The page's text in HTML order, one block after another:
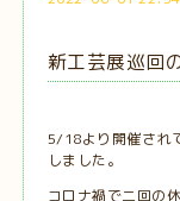
新工芸展巡回
5/18より開催され
しました。
コロナ禍で二回の